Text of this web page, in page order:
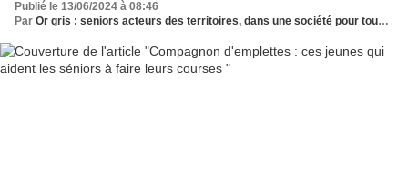
Publié le 13/06/2024 à 08:46
Par Or gris : seniors acteurs des territoires, dans une société pour tous les âges